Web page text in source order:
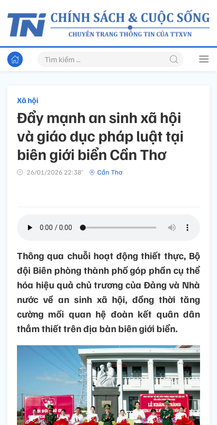
Xã hội
Đẩy mạnh an sinh xã hội
và giáo dục pháp luật tại
biên giới biển Cần Thơ
26/01/2026 22:38’ Cần Thơ
Thông qua chuỗi hoạt động thiết thực, Bộ
đội Biên phòng thành phố góp phần cụ thể
hóa hiệu quả chủ trương của Đảng và Nhà
nước về an sinh xã hội, đồng thời tăng
cường mối quan hệ đoàn kết quân dân
thắm thiết trên địa bàn biên giới biển.